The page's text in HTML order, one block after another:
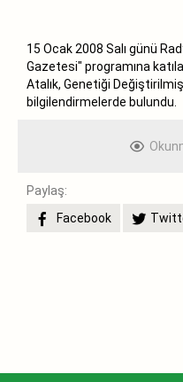
15 Ocak 2008 Salı günü
Gazetesi" programına
Atalık, Genetiği
bilgilendirmelerde bulundu.
Paylaş:
Facebook